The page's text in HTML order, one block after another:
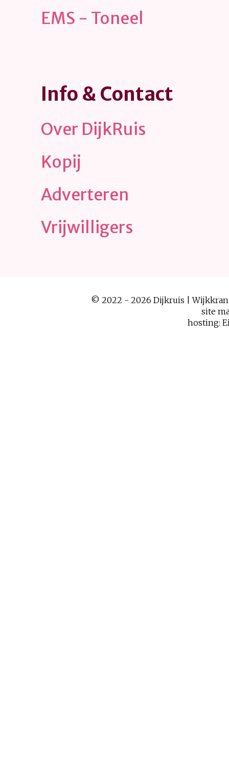
EMS - Toneel
Info & Contact
Over DijkRuis
Kopij
Adverteren
Vrijwilligers
© 2022 - 2026 Dijkruis |
site
hosting: